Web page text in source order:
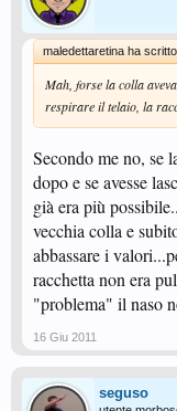
maledettaretina ha
Mah, forse la colla
respirare il telaio, la
Secondo me no, se
dopo e se avesse
già era più
vecchia colla e
abbassare i
racchetta non era
"problema" il naso
16 Giu 2011
seguso